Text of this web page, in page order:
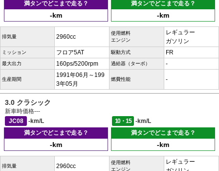
満タンでどこまで走る？
-km
満タンでどこまで走る？
-km
排気量 2960cc
使用燃料
エンジン
レギュラー
ガソリン
ミッション フロア5AT 駆動方式 FR
最大出力 160ps/5200rpm 過給器（ターボ） -
生産期間
1991年06月～199
3年05月
燃費性能 -
3.0 クラシック
新車時価格---
JC08
-km/L 10・15
-km/L
満タンでどこまで走る？
-km
満タンでどこまで走る？
-km
排気量 2960cc
使用燃料
エンジン
レギュラー